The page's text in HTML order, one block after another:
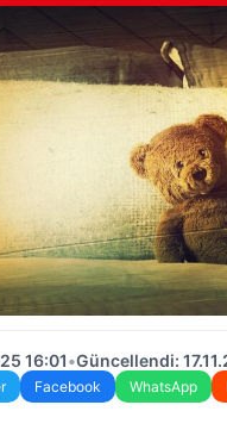
16:01•Güncellendi:
Facebook WhatsApp